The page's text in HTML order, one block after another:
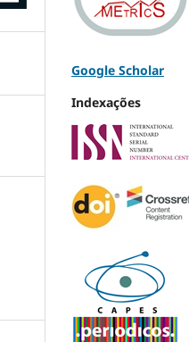
Google Scholar
Indexações